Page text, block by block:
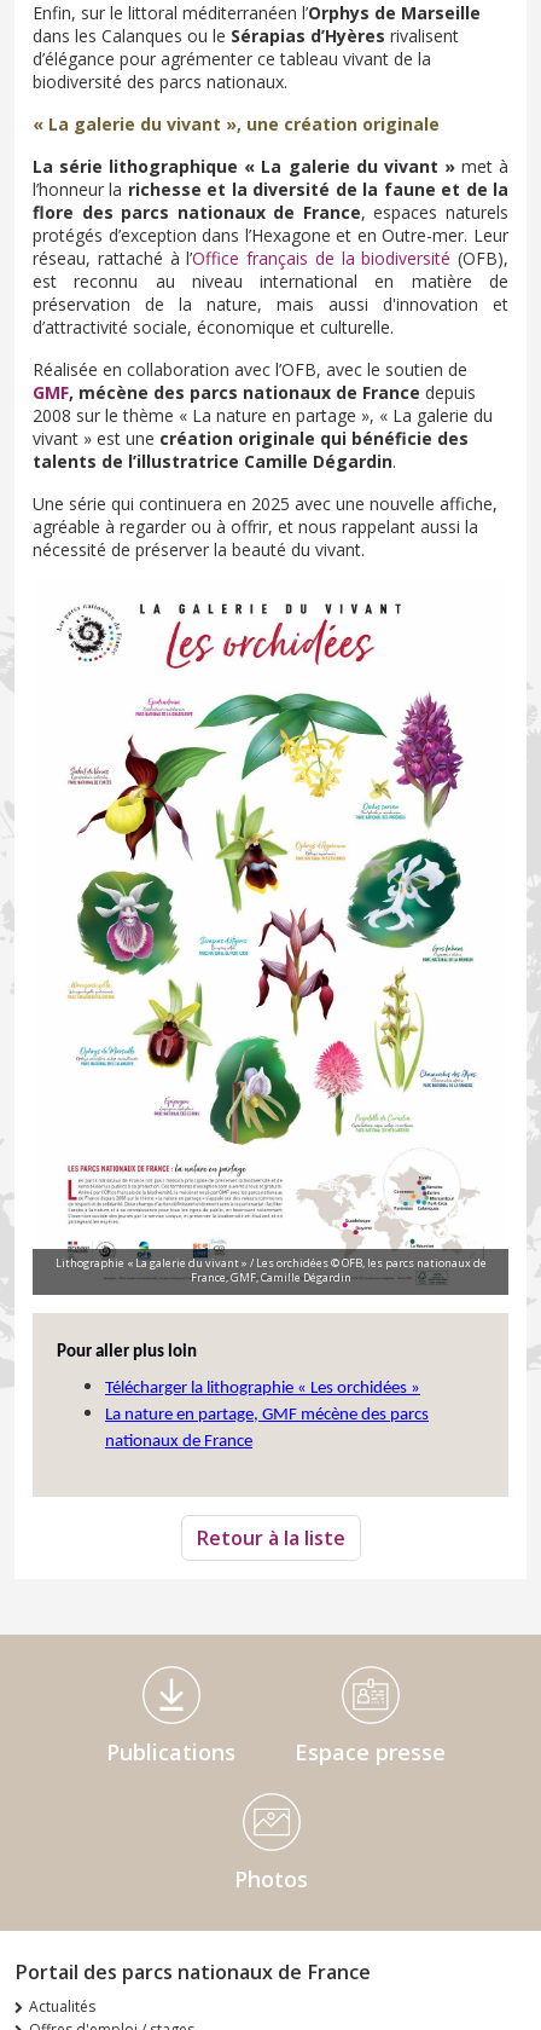
Enfin, sur le littoral méditerranéen l’Orphys de Marseille
dans les Calanques ou le Sérapias d’Hyères rivalisent
d’élégance pour agrémenter ce tableau vivant de la
biodiversité des parcs nationaux.
« La galerie du vivant », une création originale
La série lithographique « La galerie du vivant »met à
l’honneur la richesse et la diversité de la faune et de la
flore des parcs nationaux de France, espaces naturels
protégés d’exception dans l’Hexagone et en Outre-mer. Leur
réseau, rattaché à l’Office français de la biodiversité (OFB),
est reconnu au niveau international en matière de
préservation de la nature, mais aussi d'innovation et
d’attractivité sociale, économique et culturelle.
Réalisée en collaboration avec l’OFB, avec le soutien de
GMF, mécène des parcs nationaux de France depuis
2008 sur le thème « La nature en partage », « La galerie du
vivant » est une création originale qui bénéficie des
talents de l’illustratrice Camille Dégardin.
Une série qui continuera en 2025 avec une nouvelle affiche,
agréable à regarder ou à offrir, et nous rappelant aussi la
nécessité de préserver la beauté du vivant.
Lithographie « La galerie du vivant » / Les orchidées © OFB, les parcs nationaux de
France, GMF, Camille Dégardin
Pour aller plus loin
Télécharger la lithographie « Les orchidées »
La nature en partage, GMF mécène des parcs
nationaux de France
Retour à la liste
Médiathèque Footer
Publications Espace presse
Photos
Portail des parcs nationaux de France
Actualités